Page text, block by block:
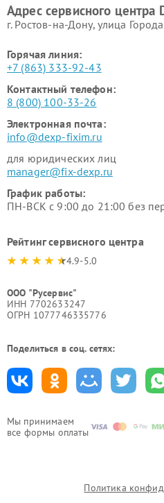
Мы принимаем
все формы оплаты
Адрес сервисного центра
г. Ростов-на-Дону, улица
Горячая линия:
+7 (863) 333-92-43
Контактный телефон:
8 (800) 100-33-26
Электронная почта:
info@dexp-fixim.ru
для юридических лиц
manager@fix-dexp.ru
График работы:
ПН-ВСК с 9:00 до 21:00 без
Рейтинг сервисного центра
4.9-5.0
ООО "Русервис"
ИНН 7702633247
ОГРН 1077746335776
Поделиться в соц. сетях:
Политика